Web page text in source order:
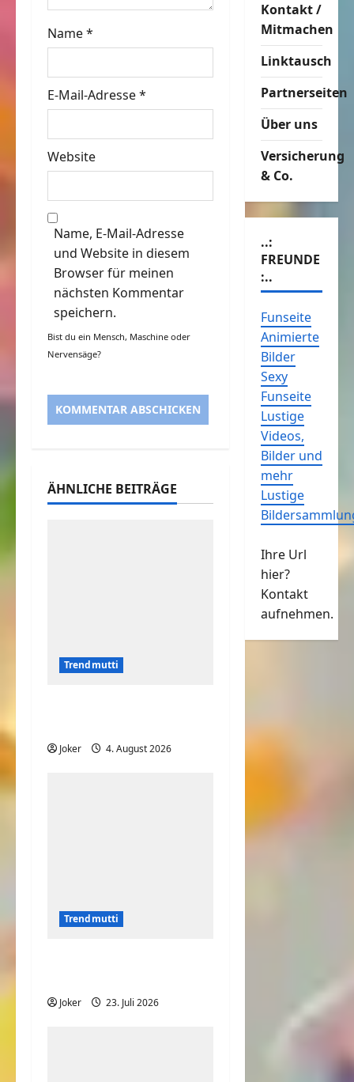
o
n
Name*
E-Mail-Adresse*
Website
Name, E-Mail-Adresse
und Website in diesem
Browser für meinen
nächsten Kommentar
speichern.
Bist du ein Mensch, Maschine oder
Nervensäge?
ÄHNLICHE BEITRÄGE
Trendmutti
Joker 4. August 2026
Trendmutti
Joker 23. Juli 2026
Kontakt /
Mitmachen
Linktausch
Partnerseiten
Über uns
Versicherung
& Co.
..:
FREUNDE
:..
Funseite
Animierte
Bilder
Sexy
Funseite
Lustige
Videos,
Bilder und
mehr
Lustige
Ihre Url
hier?
Kontakt
aufnehmen.